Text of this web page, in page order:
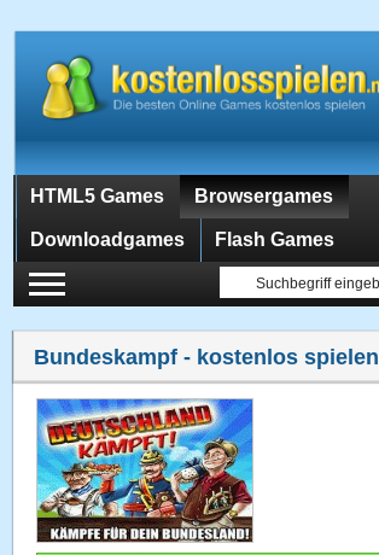
HTML5 Games Browsergames
Downloadgames Flash Games
Bundeskampf - kostenlos spielen